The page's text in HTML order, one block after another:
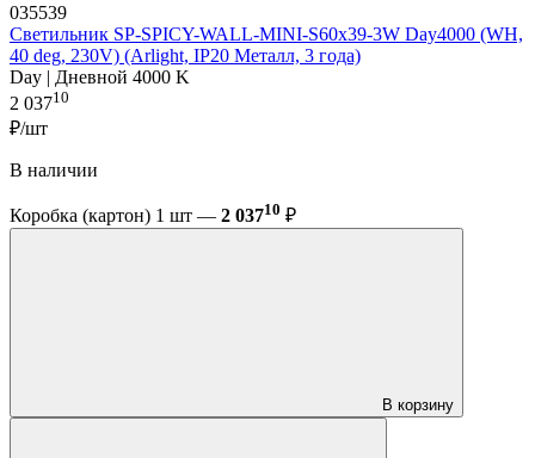
035539
Светильник SP-SPICY-WALL-MINI-S60x39-3W Day4000 (WH,
40 deg, 230V) (Arlight, IP20 Металл, 3 года)
Day | Дневной 4000 K
2 03710
₽/шт
В наличии
Коробка (картон) 1 шт — 2 03710 ₽
В корзину